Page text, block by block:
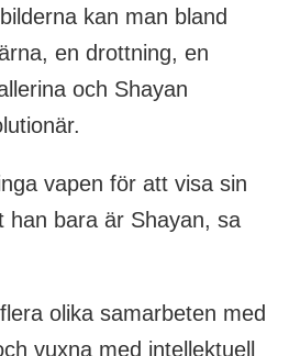
kan man bland
en drottning, en
och Shayan
vapen för att visa sin
han bara är Shayan, sa
olika samarbeten med
vuxna med intellektuell